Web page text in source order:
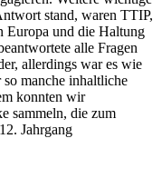
stand, waren TTIP,
Europa und die Haltung
alle Fragen
allerdings war es wie
manche inhaltliche
konnten wir
sammeln, die zum
Jahrgang